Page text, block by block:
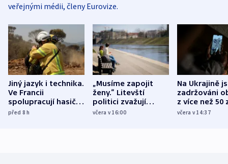
veřejnými médii, členy Eurovize.
Jiný jazyk i technika.
Ve Francii
spolupracují hasiči z
různých zemí
před 8h
„Musíme zapojit
ženy.“ Litevští
politici zvažují
dohodu o
včera v 16:00
Na Ukrajině
zadržováni
z více než 50
Bojovali na
včera v 14:37